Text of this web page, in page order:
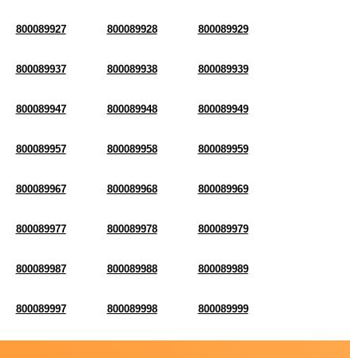
800089927 800089928 800089929
800089937 800089938 800089939
800089947 800089948 800089949
800089957 800089958 800089959
800089967 800089968 800089969
800089977 800089978 800089979
800089987 800089988 800089989
800089997 800089998 800089999